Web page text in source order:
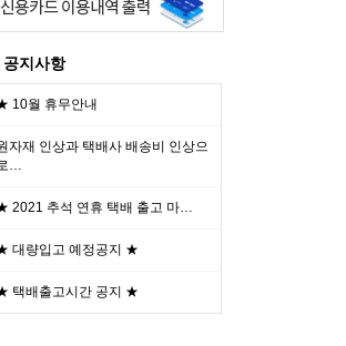
공지사항
10월 휴무안내
자재 인상과 택배사 배송비 인상으
…
2021 추석 연휴 택배 출고 마…
대량입고 예정공지 ★
택배출고시간 공지 ★